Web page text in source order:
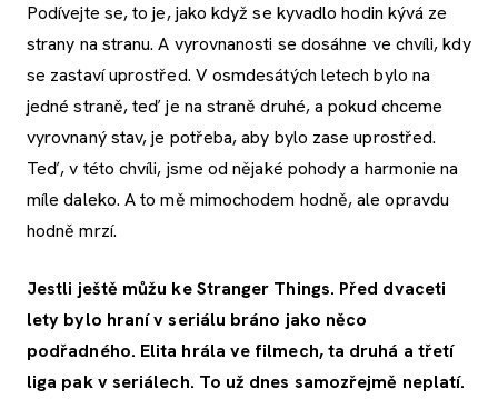
Podívejte se, to je, jako když se kyvadlo hodin kývá ze
strany na stranu. A vyrovnanosti se dosáhne ve chvíli, kdy
se zastaví uprostřed. V osmdesátých letech bylo na
jedné straně, teď je na straně druhé, a pokud chceme
vyrovnaný stav, je potřeba, aby bylo zase uprostřed.
Teď, v této chvíli, jsme od nějaké pohody a harmonie na
míle daleko. A to mě mimochodem hodně, ale opravdu
hodně mrzí.
Jestli ještě můžu ke Stranger Things. Před dvaceti
lety bylo hraní v seriálu bráno jako něco
podřadného. Elita hrála ve filmech, ta druhá a třetí
liga pak v seriálech. To už dnes samozřejmě neplatí.